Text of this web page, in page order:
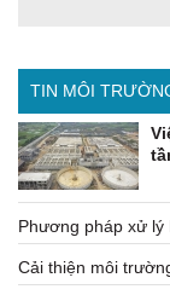
TIN MÔI
Phương pháp xử
Cải thiện môi